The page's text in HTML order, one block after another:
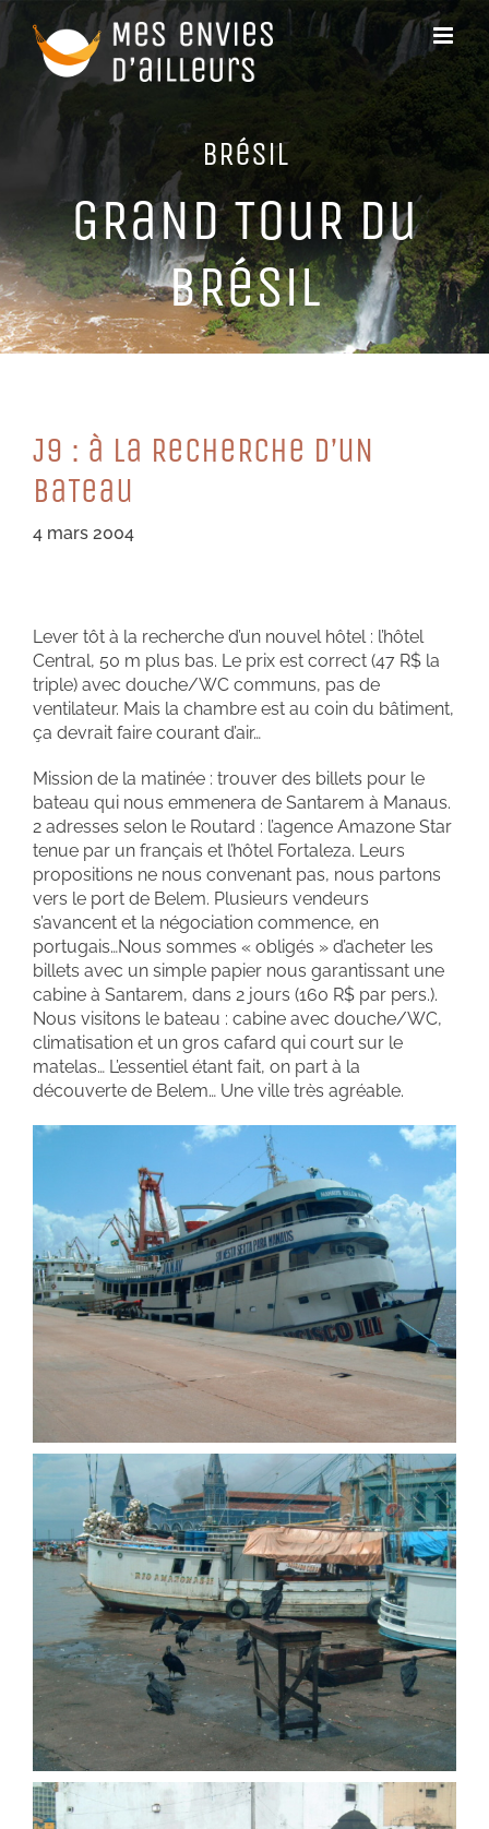
Passer
au
contenu
BRéSiL
GRaND TouR Du
BRéSiL
J9 : à La ReCHeRCHe D’uN
BaTeau
4 mars 2004
Lever tôt à la recherche d’un nouvel hôtel : l’hôtel
Central, 50 m plus bas. Le prix est correct (47 R$ la
triple) avec douche/WC communs, pas de
ventilateur. Mais la chambre est au coin du bâtiment,
ça devrait faire courant d’air…
Mission de la matinée : trouver des billets pour le
bateau qui nous emmenera de Santarem à Manaus.
2 adresses selon le Routard : l’agence Amazone Star
tenue par un français et l’hôtel Fortaleza. Leurs
propositions ne nous convenant pas, nous partons
vers le port de Belem. Plusieurs vendeurs
s’avancent et la négociation commence, en
portugais…Nous sommes « obligés » d’acheter les
billets avec un simple papier nous garantissant une
cabine à Santarem, dans 2 jours (160 R$ par pers.).
Nous visitons le bateau : cabine avec douche/WC,
climatisation et un gros cafard qui court sur le
matelas… L’essentiel étant fait, on part à la
découverte de Belem… Une ville très agréable.